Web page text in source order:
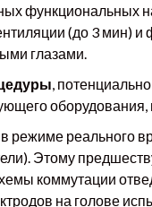
функциональных
(до 3 мин) и
глазами.
,
в режиме реального
Этому
коммутации
на голове